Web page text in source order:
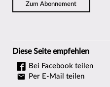
Zum Abonnement
Diese Seite empfehlen
Bei Facebook teilen
Per E-Mail teilen